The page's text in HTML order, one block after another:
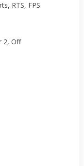
RTS, FPS
2, Off